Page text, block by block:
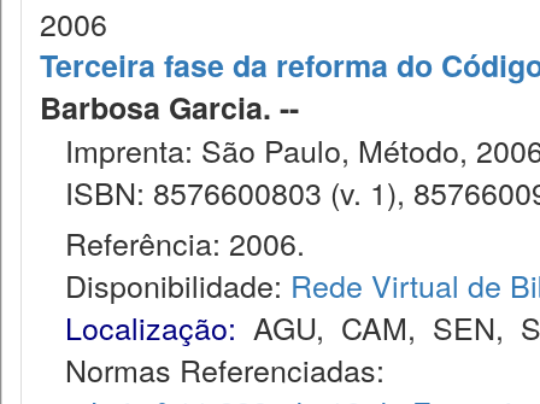
2006
Terceira fase da reforma do
Barbosa Garcia. --
Imprenta: São Paulo, Método,
ISBN: 8576600803 (v. 1),
Referência: 2006.
Disponibilidade: Rede Virtual de
Localização: AGU, CAM, SEN,
Normas Referenciadas: